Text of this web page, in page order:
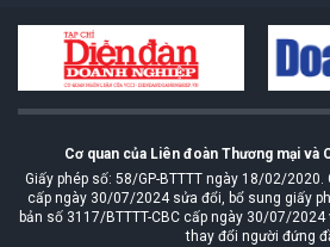
Cơ quan của Liên đoàn Thương mại và
Giấy phép số: 58/GP-BTTTT ngày 18/02/2020.
cấp ngày 30/07/2024 sửa đổi, bổ sung giấy
bản số 3117/BTTTT-CBC cấp ngày 30/07/
thay đổi người đứng